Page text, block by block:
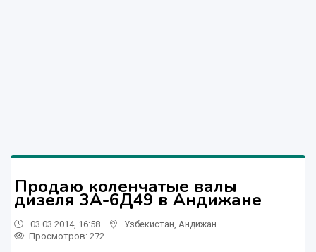
Продаю коленчатые валы
дизеля 3А-6Д49 в Андижане
03.03.2014, 16:58 Узбекистан Андижан
Просмотров: 272